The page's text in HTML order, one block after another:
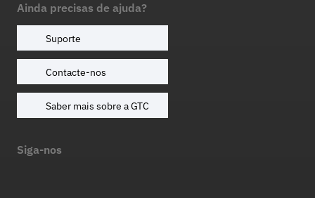
Ainda precisas de ajuda?
Suporte
Contacte-nos
Saber mais sobre a GTC
Siga-nos